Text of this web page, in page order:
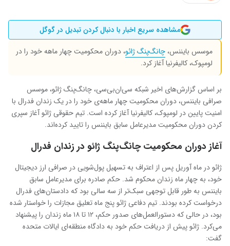
مشاهده سریع اخبار با دنبال کردن تبدیل در گوگل
موسس بایننس، چانگ‌پنگ ژائو، دوران محکومیت چهار ماهه خود را در
لومپوک، کالیفرنیا آغاز کرد.
بر اساس گزارش‌های اخیر شبکه سی‌ان‌بی‌سی، چانگ‌پنگ ژائو، موسس
صرافی بایننس، دوران محکومیت چهار ماهه‌ی خود را در یک زندان فدرال با
امنیت پایین در لومپوک، کالیفرنیا آغاز کرده است. تیم حقوقی ژائو آغاز سپری
کردن دوران محکومیت مدیرعامل سابق بایننس را تایید کرده‌اند.
آغاز دوران محکومیت چانگ‌پنگ ژائو در زندان فدرال
ژائو در ماه آوریل پس از اعتراف به تسهیل پول‌شویی در صرافی ارز دیجیتال
خود، به چهار ماه زندان محکوم شد. حکم صادره برای مدیرعامل سابق
بایننس به طور قابل توجهی سبک‌تر از سه سالی بود که دادستان‌های فدرال
درخواست کرده بودند. تیم دفاعی ژائو پنج ماه تعلیق مجازات را خواستار شده
بود، در حالی که دستورالعمل‌های صدور حکم، ۱۲ تا ۱۸ ماه زندان را پیشنهاد
می‌کرد. ژائو پیش از دریافت حکم خود به دادگاه منطقه‌ای ایالات متحده
گفت: